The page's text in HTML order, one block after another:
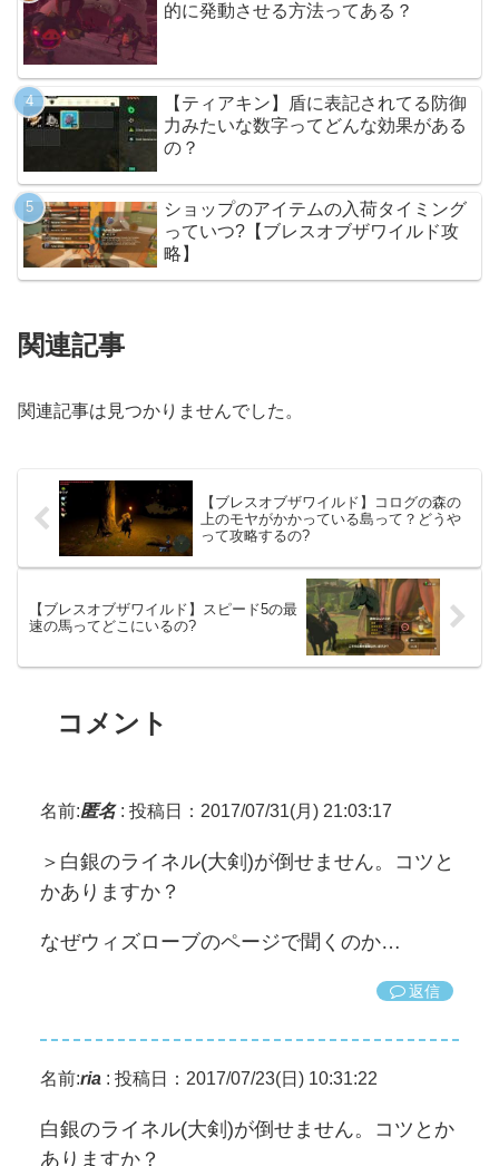
的に発動させる方法ってある？
【ティアキン】盾に表記されてる防御
力みたいな数字ってどんな効果がある
の？
ショップのアイテムの入荷タイミング
っていつ?【ブレスオブザワイルド攻
略】
関連記事
関連記事は見つかりませんでした。
【ブレスオブザワイルド】コログの森の
上のモヤがかかっている島って？どうや
って攻略するの?
【ブレスオブザワイルド】スピード5の最
速の馬ってどこにいるの?
コメント
名前:匿名: 投稿日：2017/07/31(月) 21:03:17
＞白銀のライネル(大剣)が倒せません。コツと
かありますか？
なぜウィズローブのページで聞くのか…
返信
名前:ria : 投稿日：2017/07/23(日) 10:31:22
白銀のライネル(大剣)が倒せません。コツとか
ありますか？